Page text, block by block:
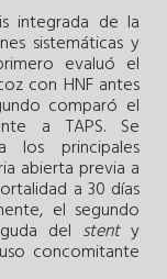
integrada de la
sistemáticas y
evaluó el
con HNF antes
comparó el
a TAPS. Se
los principales
abierta previa a
a 30 días
el segundo
del stenty
concomitante